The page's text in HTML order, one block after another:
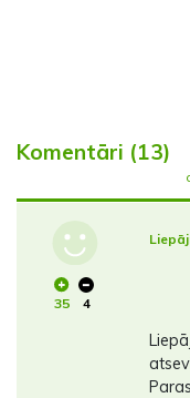
Komentāri (13)
35 4